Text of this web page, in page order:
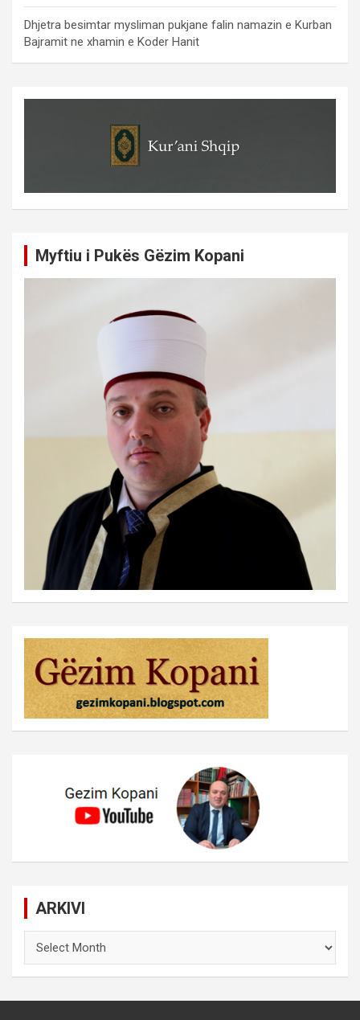
Dhjetra besimtar mysliman pukjane falin namazin e Kurban
Bajramit ne xhamin e Koder Hanit
Myftiu i Pukës Gëzim Kopani
ARKIVI